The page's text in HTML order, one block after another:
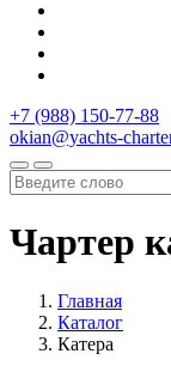
+7 (988) 150-77-88
okian@yachts-
Чартер
Главная
Каталог
Катера